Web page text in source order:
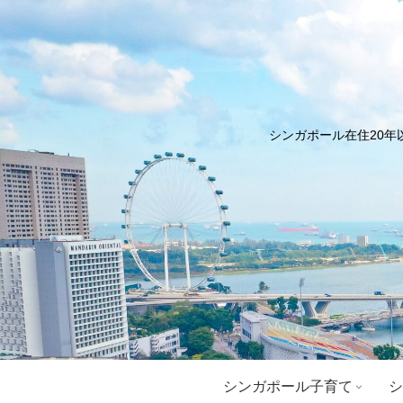
シンガポール在住20年
シンガポール子育て